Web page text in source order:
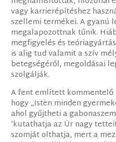
vagy karrierépítéshez
szellemi termékei. A gyanú
megalapozottnak tűnik.
megfigyelés és
is alig tud valamit a szív
betegségéről, megoldásai
szolgálják.
A fent említett
hogy „Isten minden
ahol gyűjtheti a
’kutathatja az Úr nagy
szomját olthatja, mert a